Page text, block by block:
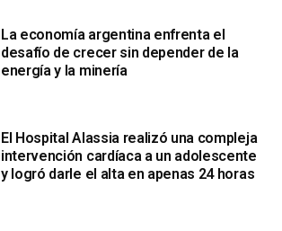
La economía argentina enfrenta el
desafío de crecer sin depender de la
energía y la minería
El Hospital Alassia realizó una compleja
intervención cardíaca a un adolescente
y logró darle el alta en apenas 24 horas